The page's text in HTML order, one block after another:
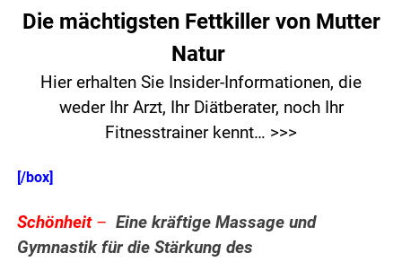
Die mächtigsten Fettkiller von Mutter
Natur
Hier erhalten Sie Insider-Informationen, die
weder Ihr Arzt, Ihr Diätberater, noch Ihr
Fitnesstrainer kennt… >>>
[/box]
Schönheit–Eine kräftige Massage und
Gymnastik für die Stärkung des